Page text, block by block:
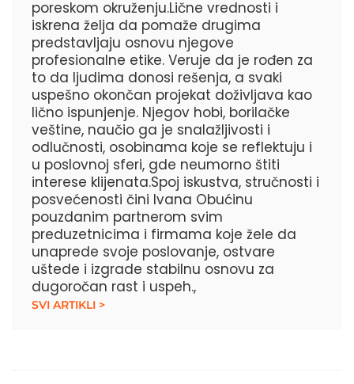
poreskom okruženju.Lične vrednosti i
iskrena želja da pomaže drugima
predstavljaju osnovu njegove
profesionalne etike. Veruje da je rođen za
to da ljudima donosi rešenja, a svaki
uspešno okončan projekat doživljava kao
lično ispunjenje. Njegov hobi, borilačke
veštine, naučio ga je snalažljivosti i
odlučnosti, osobinama koje se reflektuju i
u poslovnoj sferi, gde neumorno štiti
interese klijenata.Spoj iskustva, stručnosti i
posvećenosti čini Ivana Obućinu
pouzdanim partnerom svim
preduzetnicima i firmama koje žele da
unaprede svoje poslovanje, ostvare
uštede i izgrade stabilnu osnovu za
dugoročan rast i uspeh.,
SVI ARTIKLI >